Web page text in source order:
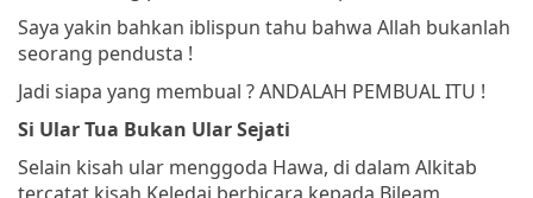
Saya yakin bahkan iblispun tahu bahwa Allah bukanlah
seorang pendusta !
Jadi siapa yang membual ? ANDALAH PEMBUAL ITU !
Si Ular Tua Bukan Ular Sejati
Selain kisah ular menggoda Hawa, di dalam Alkitab
tercatat kisah Keledai berbicara kepada Bileam